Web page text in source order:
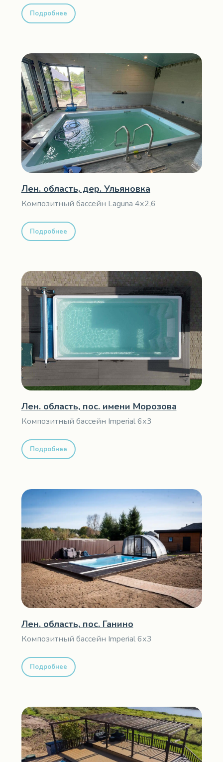
Подробнее
Лен. область, дер. Ульяновка
Композитный бассейн Laguna 4х2,6
Подробнее
Лен. область, пос. имени Морозова
Композитный бассейн Imperial 6х3
Подробнее
Лен. область, пос. Ганино
Композитный бассейн Imperial 6х3
Подробнее